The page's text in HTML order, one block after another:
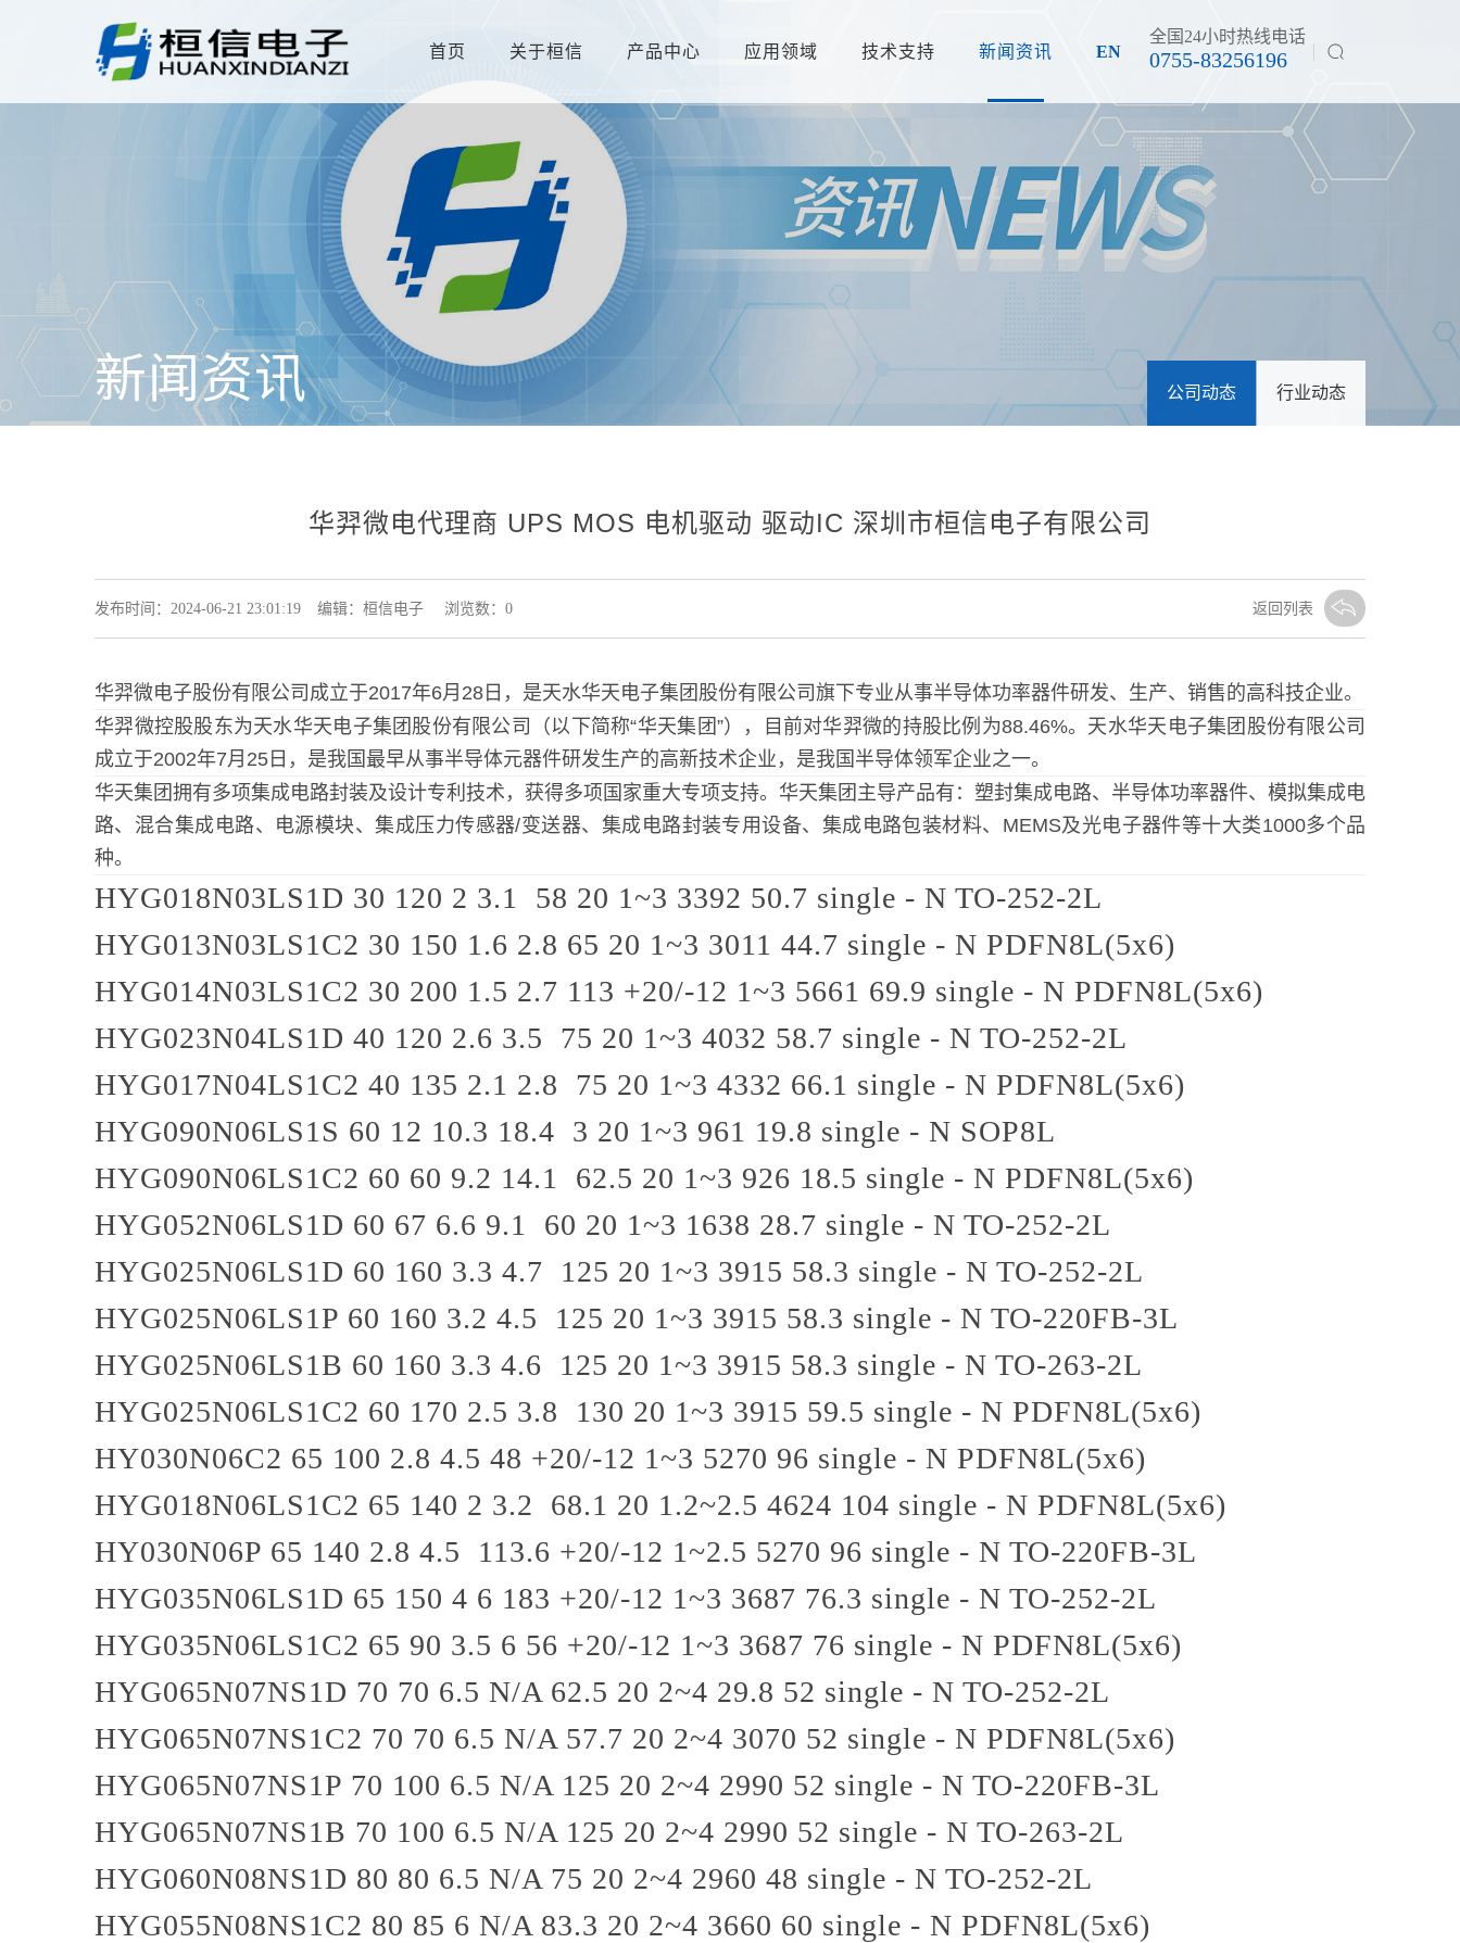
EN
全国24小时热线电话
0755-83256196
首页 关于桓信 产品中心 应用领域 技术支持 新闻资讯
新闻资讯 公司动态 行业动态
华羿微电代理商 UPS MOS 电机驱动 驱动IC 深圳市桓信电子有限公司
发布时间：2024-06-21 23:01:19 编辑：桓信电子 浏览数：0 返回列表
华羿微电子股份有限公司成立于2017年6月28日，是天水华天电子集团股份有限公司旗下专业从事半导体功率器件研发、生产、销售的高科技企业。
华羿微控股股东为天水华天电子集团股份有限公司（以下简称“华天集团”），目前对华羿微的持股比例为88.46%。天水华天电子集团股份有限公司
成立于2002年7月25日，是我国最早从事半导体元器件研发生产的高新技术企业，是我国半导体领军企业之一。
华天集团拥有多项集成电路封装及设计专利技术，获得多项国家重大专项支持。华天集团主导产品有：塑封集成电路、半导体功率器件、模拟集成电
路、混合集成电路、电源模块、集成压力传感器/变送器、集成电路封装专用设备、集成电路包装材料、MEMS及光电子器件等十大类1000多个品
种。
HYG018N03LS1D 30 120 2 3.1 58 20 1~3 3392 50.7 single - N TO-252-2L
HYG013N03LS1C2 30 150 1.6 2.8 65 20 1~3 3011 44.7 single - N PDFN8L(5x6)
HYG014N03LS1C2 30 200 1.5 2.7 113 +20/-12 1~3 5661 69.9 single - N PDFN8L(5x6)
HYG023N04LS1D 40 120 2.6 3.5 75 20 1~3 4032 58.7 single - N TO-252-2L
HYG017N04LS1C2 40 135 2.1 2.8 75 20 1~3 4332 66.1 single - N PDFN8L(5x6)
HYG090N06LS1S 60 12 10.3 18.4 3 20 1~3 961 19.8 single - N SOP8L
HYG090N06LS1C2 60 60 9.2 14.1 62.5 20 1~3 926 18.5 single - N PDFN8L(5x6)
HYG052N06LS1D 60 67 6.6 9.1 60 20 1~3 1638 28.7 single - N TO-252-2L
HYG025N06LS1D 60 160 3.3 4.7 125 20 1~3 3915 58.3 single - N TO-252-2L
HYG025N06LS1P 60 160 3.2 4.5 125 20 1~3 3915 58.3 single - N TO-220FB-3L
HYG025N06LS1B 60 160 3.3 4.6 125 20 1~3 3915 58.3 single - N TO-263-2L
HYG025N06LS1C2 60 170 2.5 3.8 130 20 1~3 3915 59.5 single - N PDFN8L(5x6)
HY030N06C2 65 100 2.8 4.5 48 +20/-12 1~3 5270 96 single - N PDFN8L(5x6)
HYG018N06LS1C2 65 140 2 3.2 68.1 20 1.2~2.5 4624 104 single - N PDFN8L(5x6)
HY030N06P 65 140 2.8 4.5 113.6 +20/-12 1~2.5 5270 96 single - N TO-220FB-3L
HYG035N06LS1D 65 150 4 6 183 +20/-12 1~3 3687 76.3 single - N TO-252-2L
HYG035N06LS1C2 65 90 3.5 6 56 +20/-12 1~3 3687 76 single - N PDFN8L(5x6)
HYG065N07NS1D 70 70 6.5 N/A 62.5 20 2~4 29.8 52 single - N TO-252-2L
HYG065N07NS1C2 70 70 6.5 N/A 57.7 20 2~4 3070 52 single - N PDFN8L(5x6)
HYG065N07NS1P 70 100 6.5 N/A 125 20 2~4 2990 52 single - N TO-220FB-3L
HYG065N07NS1B 70 100 6.5 N/A 125 20 2~4 2990 52 single - N TO-263-2L
HYG060N08NS1D 80 80 6.5 N/A 75 20 2~4 2960 48 single - N TO-252-2L
HYG055N08NS1C2 80 85 6 N/A 83.3 20 2~4 3660 60 single - N PDFN8L(5x6)